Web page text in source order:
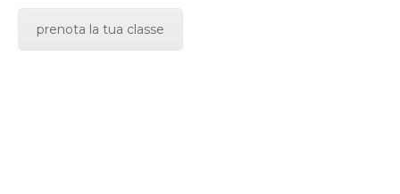
prenota la tua classe